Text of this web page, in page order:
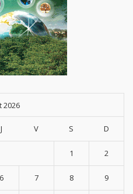
2026
J V S D
1 2
6 7 8 9